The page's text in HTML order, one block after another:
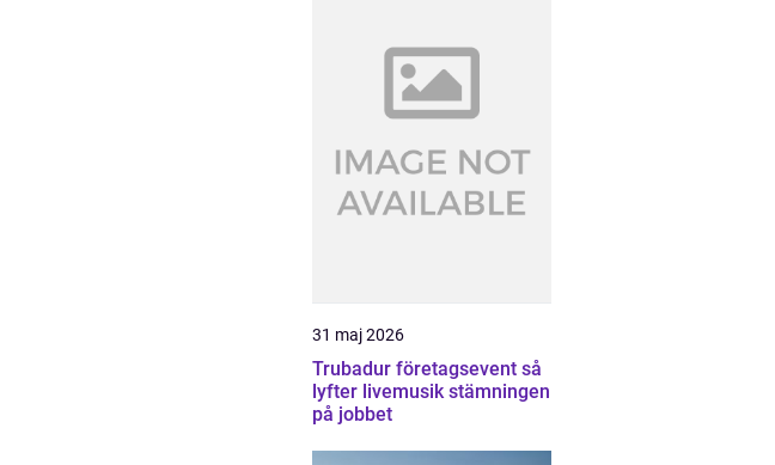
31 maj 2026
Trubadur företagsevent så
lyfter livemusik stämningen
på jobbet